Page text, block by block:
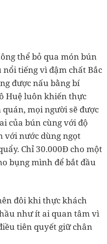
thể bỏ qua món bún
nổi tiếng vì đậm chất Bắc
được nấu bằng bí
Huệ luôn khiến thực
mọi người sẽ được
của bún cùng với độ
với nước dùng ngọt
Chỉ 30.000Đ cho một
bụng mình để bắt đầu
đôi khi thực khách
như ít ai quan tâm vì
tiên quyết giữ chân